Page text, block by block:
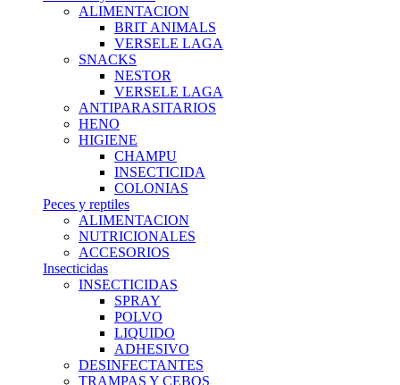
ALIMENTACION
BRIT ANIMALS
VERSELE LAGA
SNACKS
NESTOR
VERSELE LAGA
ANTIPARASITARIOS
HENO
HIGIENE
CHAMPU
INSECTICIDA
COLONIAS
Peces y reptiles
ALIMENTACION
NUTRICIONALES
ACCESORIOS
Insecticidas
INSECTICIDAS
SPRAY
POLVO
LIQUIDO
ADHESIVO
DESINFECTANTES
TRAMPAS Y CEBOS